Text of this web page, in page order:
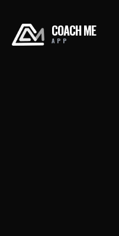
COACH ME
APP